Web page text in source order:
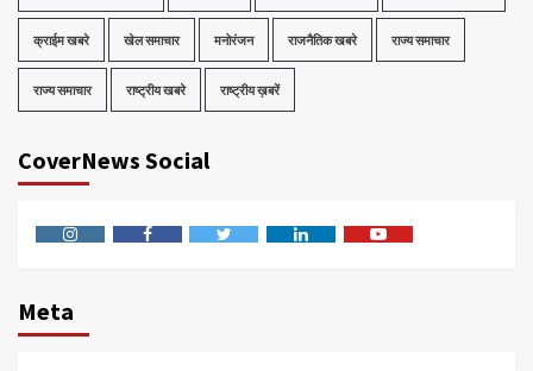
क्राईम खबरे खेल समाचार मनोरंजन राजनैतिक खबरे राज्य समाचार
राज्य समाचार राष्ट्रीय खबरे राष्ट्रीय ख़बरें
CoverNews Social
Meta